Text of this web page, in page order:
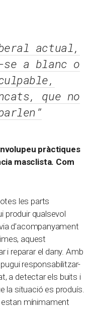
actual,
a blanc o
que no
pràctiques
masclista. Com
les parts
produir qualsevol
d’acompanyament
aquest
i reparar el dany. Amb
responsabilitzar-
a detectar els buits i
la situació es produís.
mínimament